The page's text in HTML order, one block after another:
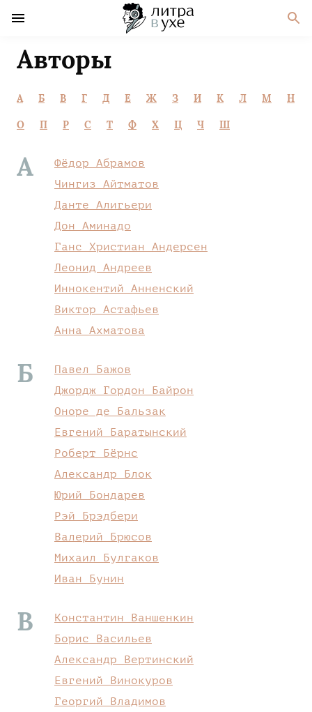
Авторы
А Б В Г Д Е Ж З И К Л М Н
О П Р С Т Ф Х Ц Ч Ш
А
Фёдор Абрамов
Чингиз Айтматов
Данте Алигьери
Дон Аминадо
Ганс Христиан Андерсен
Леонид Андреев
Иннокентий Анненский
Виктор Астафьев
Анна Ахматова
Б
Павел Бажов
Джордж Гордон Байрон
Оноре де Бальзак
Евгений Баратынский
Роберт Бёрнс
Александр Блок
Юрий Бондарев
Рэй Брэдбери
Валерий Брюсов
Михаил Булгаков
Иван Бунин
В
Константин Ваншенкин
Борис Васильев
Александр Вертинский
Евгений Винокуров
Георгий Владимов